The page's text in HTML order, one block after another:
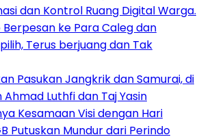
dan Kontrol Ruang Digital Warga.
ke Para Caleg dan
Terus berjuang dan Tak
Pasukan Jangkrik dan Samurai, di
Luthfi dan Taj Yasin
Kesamaan Visi dengan Hari
Putuskan Mundur dari Perindo